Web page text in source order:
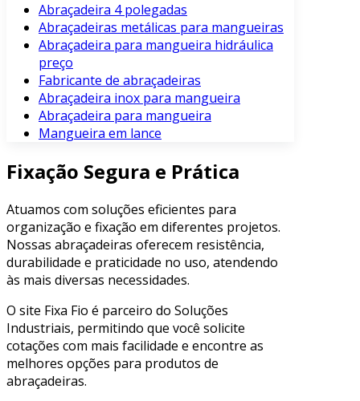
Abraçadeira 4 polegadas
Abraçadeiras metálicas para mangueiras
Abraçadeira para mangueira hidráulica
preço
Fabricante de abraçadeiras
Abraçadeira inox para mangueira
Abraçadeira para mangueira
Mangueira em lance
Fixação Segura e Prática
Atuamos com soluções eficientes para
organização e fixação em diferentes projetos.
Nossas abraçadeiras oferecem resistência,
durabilidade e praticidade no uso, atendendo
às mais diversas necessidades.
O site Fixa Fio é parceiro do Soluções
Industriais, permitindo que você solicite
cotações com mais facilidade e encontre as
melhores opções para produtos de
abraçadeiras.